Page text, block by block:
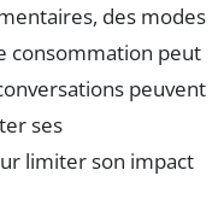
des modes
consommation peut
peuvent
ses
limiter son impact